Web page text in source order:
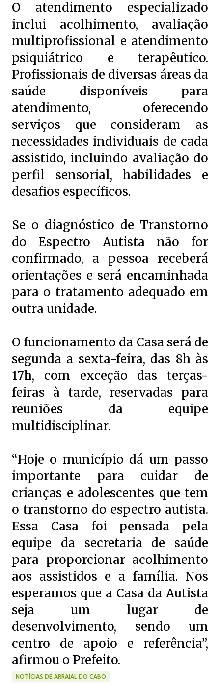
O atendimento especializado
inclui acolhimento, avaliação
multiprofissional e atendimento
psiquiátrico e terapêutico.
Profissionais de diversas áreas da
saúde disponíveis para
atendimento, oferecendo
serviços que consideram as
necessidades individuais de cada
assistido, incluindo avaliação do
perfil sensorial, habilidades e
desafios específicos.
Se o diagnóstico de Transtorno
do Espectro Autista não for
confirmado, a pessoa receberá
orientações e será encaminhada
para o tratamento adequado em
outra unidade.
O funcionamento da Casa será de
segunda a sexta-feira, das 8h às
17h, com exceção das terças-
feiras à tarde, reservadas para
reuniões da equipe
multidisciplinar.
“Hoje o município dá um passo
importante para cuidar de
crianças e adolescentes que tem
o transtorno do espectro autista.
Essa Casa foi pensada pela
equipe da secretaria de saúde
para proporcionar acolhimento
aos assistidos e a família. Nos
esperamos que a Casa da Autista
seja um lugar de
desenvolvimento, sendo um
centro de apoio e referência”,
afirmou o Prefeito.
NOTÍCIAS DE ARRAIAL DO CABO